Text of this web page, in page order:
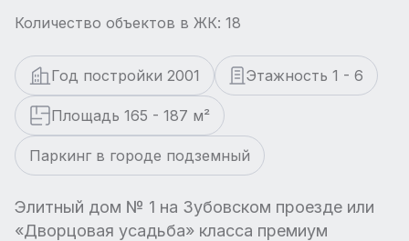
Количество объектов в ЖК: 18
Год постройки 2001 Этажность 1 - 6
Площадь 165 - 187 м²
Паркинг в городе подземный
Элитный дом № 1 на Зубовском проезде или
«Дворцовая усадьба» класса премиум